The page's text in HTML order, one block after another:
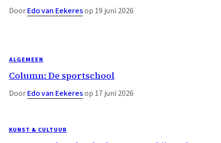
DoorEdo van Eekeresop 19 juni 2026
ALGEMEEN
Column: De sportschool
DoorEdo van Eekeresop 17 juni 2026
KUNST & CULTUUR